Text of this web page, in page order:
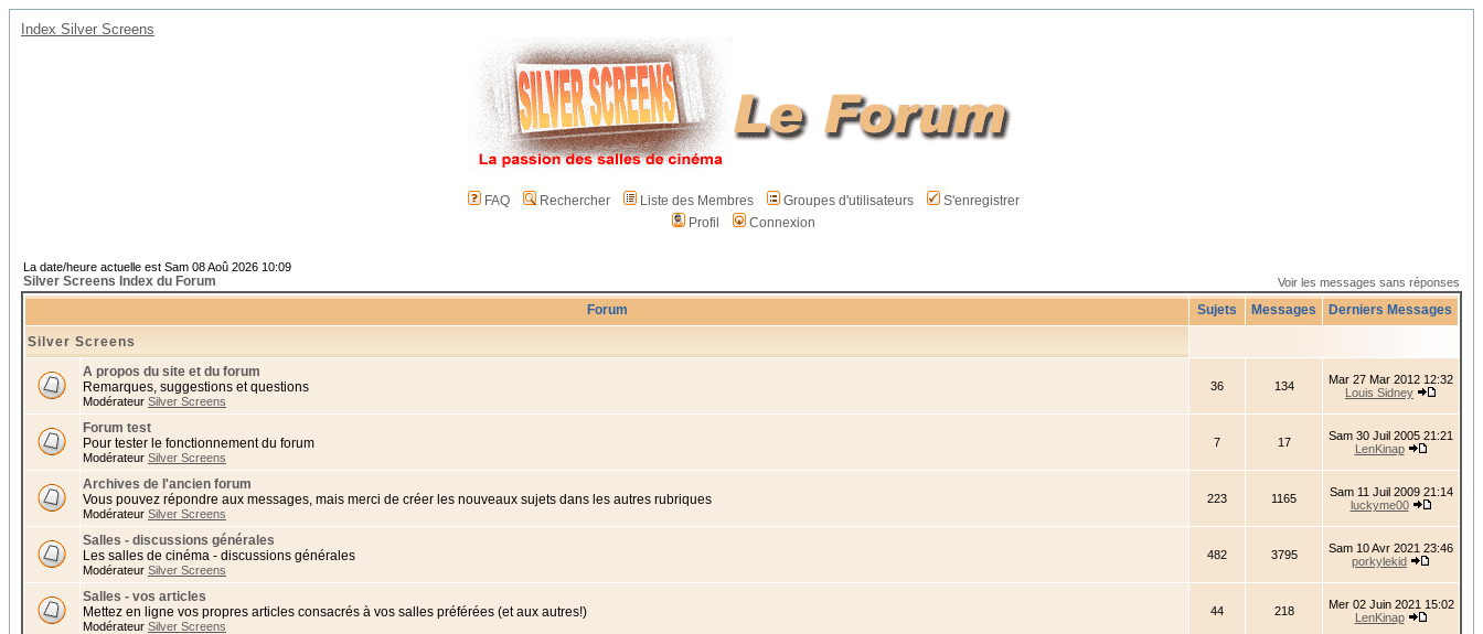
Index Silver Screens
FAQ Rechercher Liste des Membres Groupes d'utilisateurs
S'enregistrer
Profil
Connexion
La date/heure actuelle est Sam 08 Aoû 2026 10:09
Silver Screens Index du Forum Voir les messages sans réponses
Forum Sujets Messages Derniers Messages
Silver Screens
A propos du site et du forum
Remarques, suggestions et questions
Modérateur Silver Screens
36 134
Mar 27 Mar 2012 12:32
Louis Sidney
Forum test
Pour tester le fonctionnement du forum
Modérateur Silver Screens
7 17
Sam 30 Juil 2005 21:21
LenKinap
Archives de l'ancien forum
Vous pouvez répondre aux messages, mais merci de créer les nouveaux sujets dans les autres rubriques
Modérateur Silver Screens
223 1165
Sam 11 Juil 2009 21:14
luckyme00
Salles - discussions générales
Les salles de cinéma - discussions générales
Modérateur Silver Screens
482 3795
Sam 10 Avr 2021 23:46
porkylekid
Salles - vos articles
Mettez en ligne vos propres articles consacrés à vos salles préférées (et aux autres!)
Modérateur Silver Screens
44 218
Mer 02 Juin 2021 15:02
LenKinap